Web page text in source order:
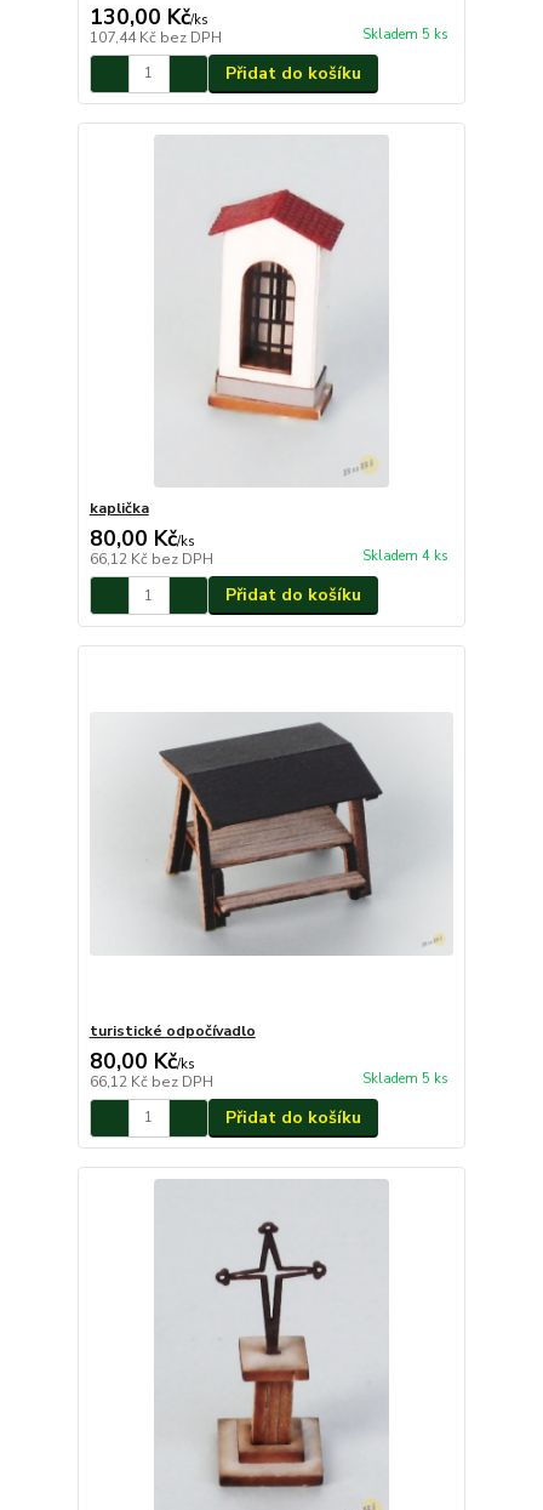
130,00 Kč/ks
107,44 Kč bez DPH Skladem 5 ks
Přidat do košíku
kaplička
80,00 Kč/ks
66,12 Kč bez DPH Skladem 4 ks
Přidat do košíku
turistické odpočívadlo
80,00 Kč/ks
66,12 Kč bez DPH Skladem 5 ks
Přidat do košíku